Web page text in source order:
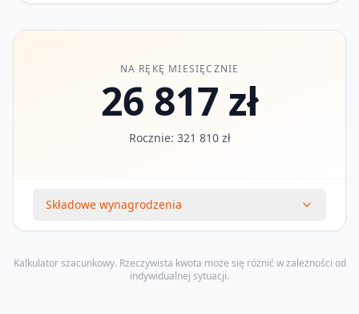
NA RĘKĘ MIESIĘCZNIE
26 817 zł
Rocznie: 321 810 zł
Składowe wynagrodzenia
Kalkulator szacunkowy. Rzeczywista kwota może się różnić w zależności od
indywidualnej sytuacji.